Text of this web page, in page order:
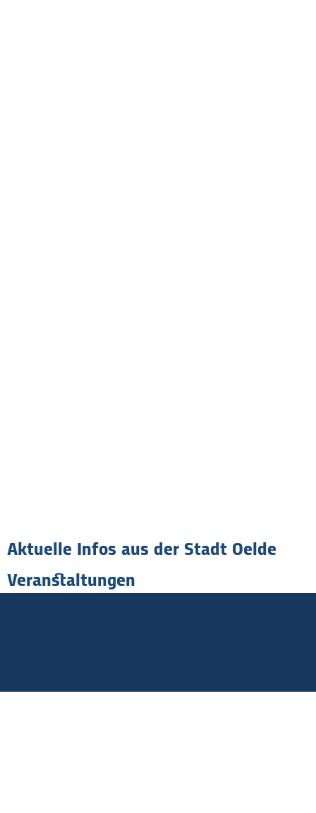
Aktuelle Infos aus der Stadt Oelde
Veranstaltungen